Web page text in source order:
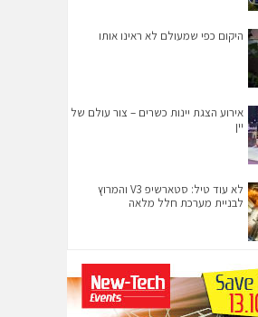
היקום כפי שמעולם לא ראינו אותו
אירוע הצגת יינות כשרים – צור עולם של
יין
לא עוד טיל: סטארשיפ V3 והמרוץ
לבניית מערכת חלל מלאה